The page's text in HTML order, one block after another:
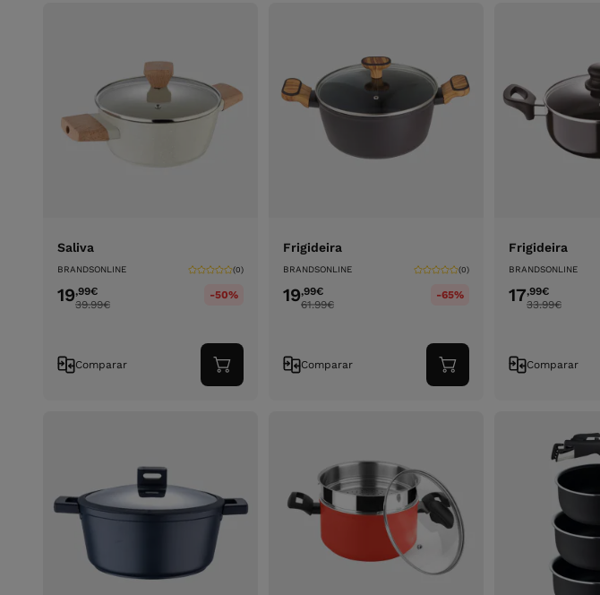
Saliva
BRANDSONLINE (0)
19,99€
39.99€
-50%
Comparar
Adicionar
ao
Frigideira
BRANDSONLINE (0)
19,99€
61.99€
-65%
Comparar
Adicionar
ao
Frigideira
BRANDSONLINE
17,99€
33.99€
Comparar